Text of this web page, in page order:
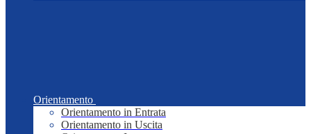
Orientamento
Orientamento in Entrata
Orientamento in Uscita